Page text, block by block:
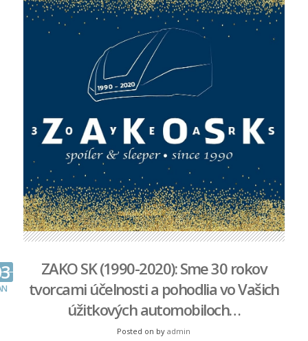
ZAKO SK (1990-2020): Sme 30 rokov
tvorcami účelnosti a pohodlia vo Vašich
úžitkových automobiloch…
Posted on by admin